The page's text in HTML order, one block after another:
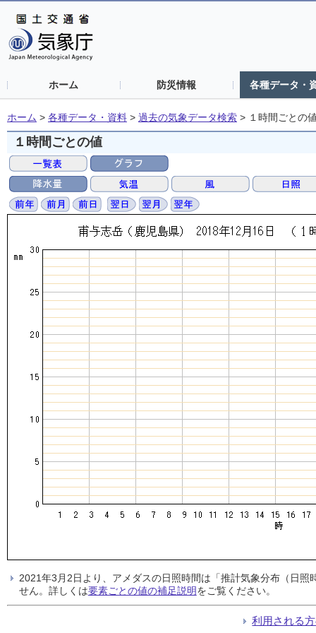
ホーム 防災情報 各種データ・
ホーム > 各種データ・資料 > 過去の気象データ検索 > １時間ごとの
１時間ごとの値
2021年3月2日より、アメダスの日照時間は「推計気象分布（日
せん。詳しくは要素ごとの値の補足説明をご覧ください。
利用される